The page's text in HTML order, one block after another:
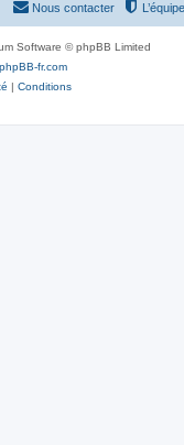
Nous contacter
Software © phpBB Limited
phpBB-fr.com
| Conditions